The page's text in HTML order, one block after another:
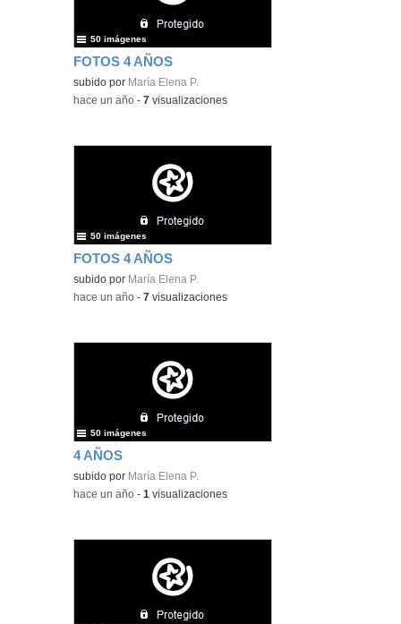
FOTOS 4 AÑOS
subido por María Elena P.
50 imágenes
-hace un año -7 visualizaciones
FOTOS 4 AÑOS
subido por María Elena P.
50 imágenes
-hace un año -7 visualizaciones
4 AÑOS
subido por María Elena P.
50 imágenes
-hace un año -1 visualizaciones